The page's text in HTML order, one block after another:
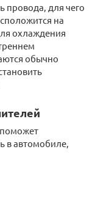
провода, для чего
на
охлаждения
обычно
поможет
в автомобиле,